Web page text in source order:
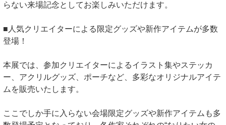
らない来場記念としてお楽しみいただけます。
■人気クリエイターによる限定グッズや新作アイテムが多数
登場！
本展では、参加クリエイターによるイラスト集やステッカ
ー、アクリルグッズ、ポーチなど、多彩なオリジナルアイテ
ムを販売いたします。
ここでしか手に入らない会場限定グッズや新作アイテムも多